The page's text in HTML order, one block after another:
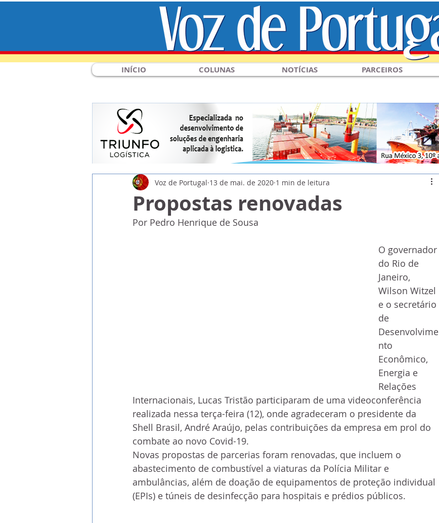
INÍCIO COLUNAS NOTÍCIAS PARCEIROS
Propostas renovadas
Voz de Portugal 13 de mai. de 2020 1 min de leitura
Por Pedro Henrique de Sousa
O governador
do Rio de
Janeiro,
Wilson Witzel
e o secretário
de
Desenvolvime
nto
Econômico,
Energia e
Relações
Internacionais, Lucas Tristão participaram de uma videoconferência
realizada nessa terça-feira (12), onde agradeceram o presidente da
Shell Brasil, André Araújo, pelas contribuições da empresa em prol do
combate ao novo Covid-19.
Novas propostas de parcerias foram renovadas, que incluem o
abastecimento de combustível a viaturas da Polícia Militar e
ambulâncias, além de doação de equipamentos de proteção individual
(EPIs) e túneis de desinfecção para hospitais e prédios públicos.